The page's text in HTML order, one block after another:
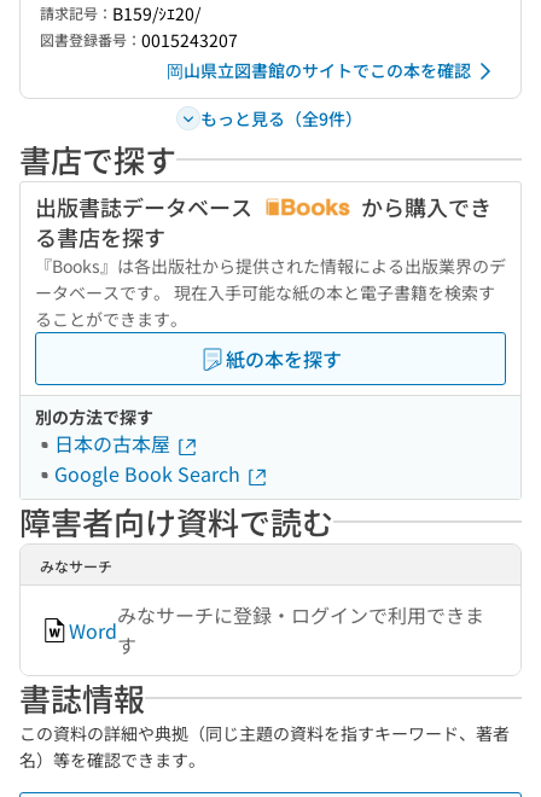
請求記号： B159/ｼｴ20/
図書登録番号： 0015243207
岡山県立図書館のサイトでこの本を確認
もっと見る（全9件）
書店で探す
出版書誌データベース
から購入でき
る書店を探す
『Books』は各出版社から提供された情報による出版業界のデ
ータベースです。 現在入手可能な紙の本と電子書籍を検索す
ることができます。
紙の本を探す
別の方法で探す
日本の古本屋
Google Book Search
障害者向け資料で読む
みなサーチ
Word
みなサーチに登録・ログインで利用できま
す
書誌情報
この資料の詳細や典拠（同じ主題の資料を指すキーワード、著者
名）等を確認できます。